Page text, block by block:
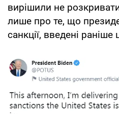
вирішили не
лише про те, що
санкції, введені